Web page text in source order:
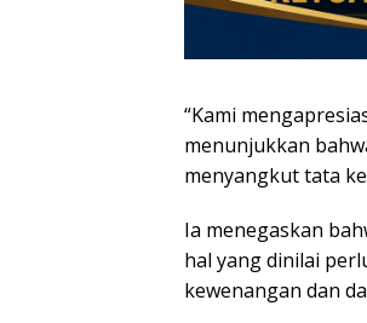
“Kami
menunjukkan
menyangkut tata
Ia menegaskan
hal yang dinilai
kewenangan dan